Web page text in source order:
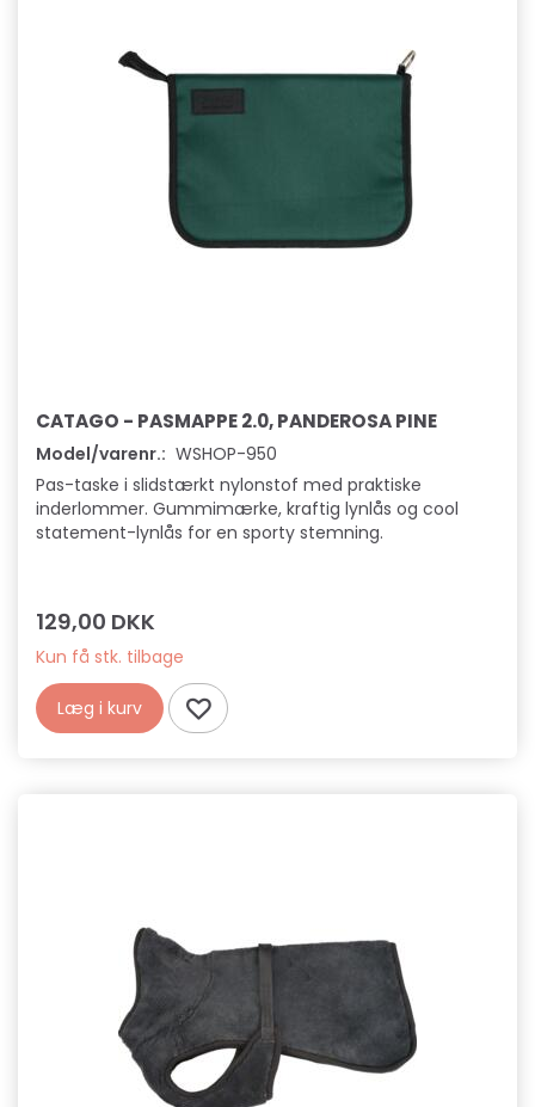
CATAGO - PASMAPPE 2.0, PANDEROSA PINE
Model/varenr.: WSHOP-950
Pas-taske i slidstærkt nylonstof med praktiske
inderlommer. Gummimærke, kraftig lynlås og cool
statement-lynlås for en sporty stemning.
129,00 DKK
Kun få stk. tilbage
Læg i kurv